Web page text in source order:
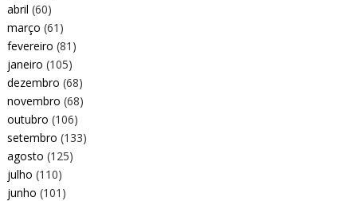
abril (60)
março (61)
fevereiro (81)
janeiro (105)
dezembro (68)
novembro (68)
outubro (106)
setembro (133)
agosto (125)
julho (110)
junho (101)